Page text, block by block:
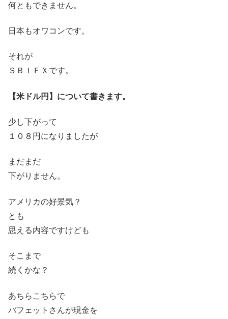
何ともできません。
日本もオワコンです。
それが
ＳＢＩＦＸです。
【米ドル円】について書きます。
少し下がって
１０８円になりましたが
まだまだ
下がりません。
アメリカの好景気？
とも
思える内容ですけども
そこまで
続くかな？
あちらこちらで
バフェットさんが現金を